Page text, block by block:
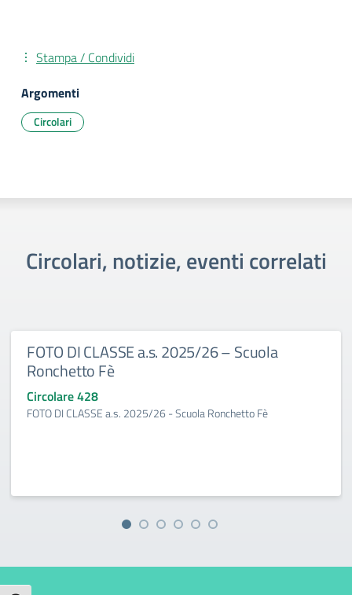
Stampa / Condividi
Argomenti
Circolari
Circolari, notizie, eventi correlati
FOTO DI CLASSE a.s. 2025/26 – Scuola
Ronchetto Fè
Circolare 428
FOTO DI CLASSE a.s. 2025/26 - Scuola Ronchetto Fè